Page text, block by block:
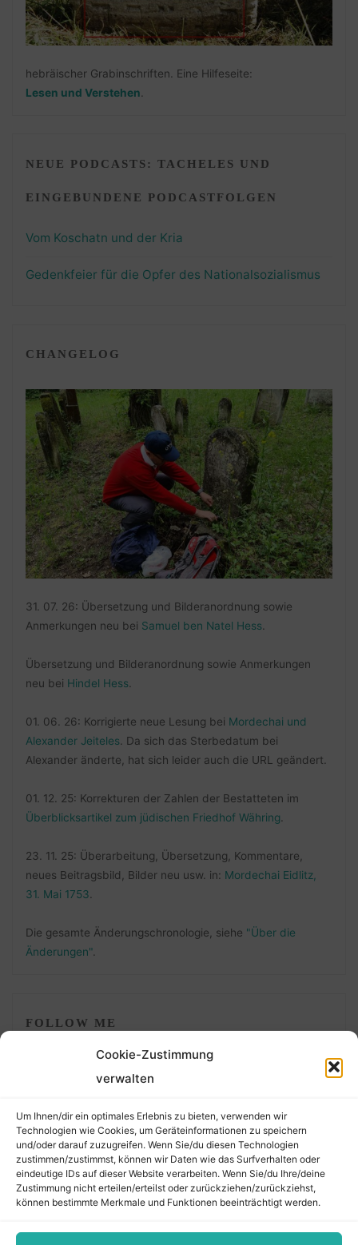
Cookie-Zustimmung
verwalten
Um Ihnen/dir ein optimales Erlebnis zu bieten, verwenden wir
Technologien wie Cookies, um Geräteinformationen zu speichern
und/oder darauf zuzugreifen. Wenn Sie/du diesen Technologien
zustimmen/zustimmst, können wir Daten wie das Surfverhalten oder
eindeutige IDs auf dieser Website verarbeiten. Wenn Sie/du Ihre/deine
Zustimmung nicht erteilen/erteilst oder zurückziehen/zurückziehst,
können bestimmte Merkmale und Funktionen beeinträchtigt werden.
hebräischer Grabinschriften. Eine Hilfeseite:
Lesen und Verstehen.
NEUE PODCASTS: TACHELES UND
EINGEBUNDENE PODCASTFOLGEN
Vom Koschatn und der Kria
Gedenkfeier für die Opfer des Nationalsozialismus
CHANGELOG
31. 07. 26: Übersetzung und Bilderanordnung sowie
Anmerkungen neu bei Samuel ben Natel Hess.
Übersetzung und Bilderanordnung sowie Anmerkungen
neu bei Hindel Hess.
01. 06. 26: Korrigierte neue Lesung bei Mordechai und
Alexander Jeiteles. Da sich das Sterbedatum bei
Alexander änderte, hat sich leider auch die URL geändert.
01. 12. 25: Korrekturen der Zahlen der Bestatteten im
Überblicksartikel zum jüdischen Friedhof Währing.
23. 11. 25: Überarbeitung, Übersetzung, Kommentare,
neues Beitragsbild, Bilder neu usw. in: Mordechai Eidlitz,
31. Mai 1753.
Die gesamte Änderungschronologie, siehe "Über die
Änderungen".
FOLLOW ME
©2026 Der Transkribierer